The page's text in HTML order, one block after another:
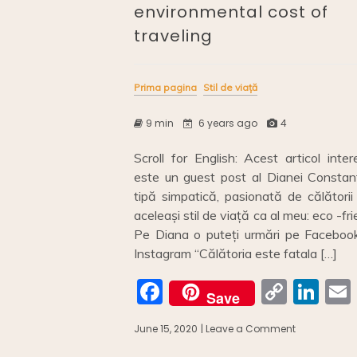
environmental cost of
traveling
Prima pagina Stil de viață
9 min 6 years ago 4
Scroll for English: Acest articol
este un guest post al Dianei
tipă simpatică, pasionată de călătorii
aceleași stil de viață ca al meu: eco -
Pe Diana o puteți urmări pe
Instagram “Călătoria este fatala […]
F
a
c
Save
C
o
p
Li
June 15, 2020 | Leave a Comment